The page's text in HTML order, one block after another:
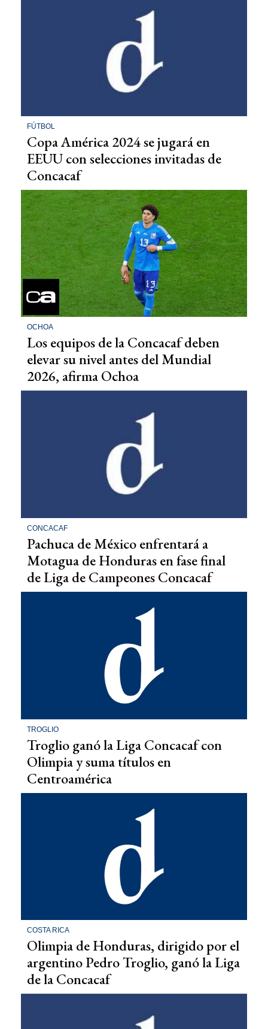
FÚTBOL
Copa América 2024 se jugará en
EEUU con selecciones invitadas de
Concacaf
OCHOA
Los equipos de la Concacaf deben
elevar su nivel antes del Mundial
2026, afirma Ochoa
CONCACAF
Pachuca de México enfrentará a
Motagua de Honduras en fase final
de Liga de Campeones Concacaf
TROGLIO
Troglio ganó la Liga Concacaf con
Olimpia y suma títulos en
Centroamérica
COSTA RICA
Olimpia de Honduras, dirigido por el
argentino Pedro Troglio, ganó la Liga
de la Concacaf